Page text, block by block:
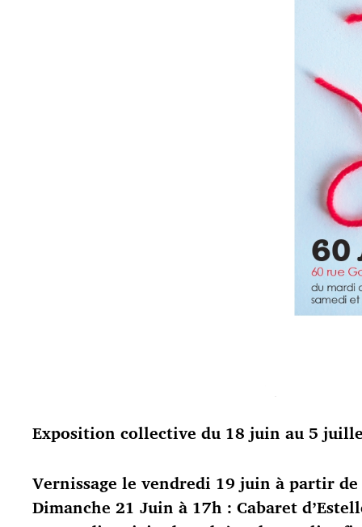
Exposition collective du 18 juin au 5
Vernissage le vendredi 19 juin à partir
Dimanche 21 Juin à 17h : Cabaret